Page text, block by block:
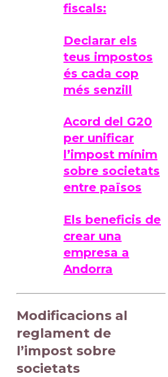
fiscals:
Declarar els
teus impostos
és cada cop
més senzill
Acord del G20
per unificar
l’impost mínim
sobre societats
entre països
Els beneficis de
crear una
empresa a
Andorra
Modificacions al
reglament de
l’impost sobre
societats